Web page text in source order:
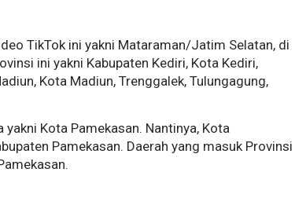
TikTok ini yakni Mataraman/Jatim Selatan, di
ini yakni Kabupaten Kediri, Kota Kediri,
Kota Madiun, Trenggalek, Tulungagung,
Kota Pamekasan. Nantinya, Kota
Pamekasan. Daerah yang masuk Provinsi